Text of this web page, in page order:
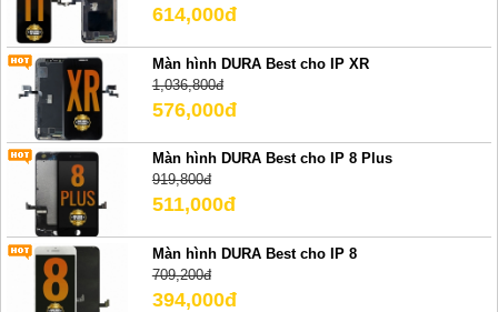
614,000đ
Màn hình DURA Best cho IP XR
1,036,800đ
576,000đ
Màn hình DURA Best cho IP 8 Plus
919,800đ
511,000đ
Màn hình DURA Best cho IP 8
709,200đ
394,000đ